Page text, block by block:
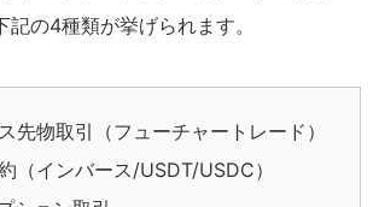
の4種類が挙げられます。
先物取引（フューチャートレード）
（インバース/USDT/USDC）